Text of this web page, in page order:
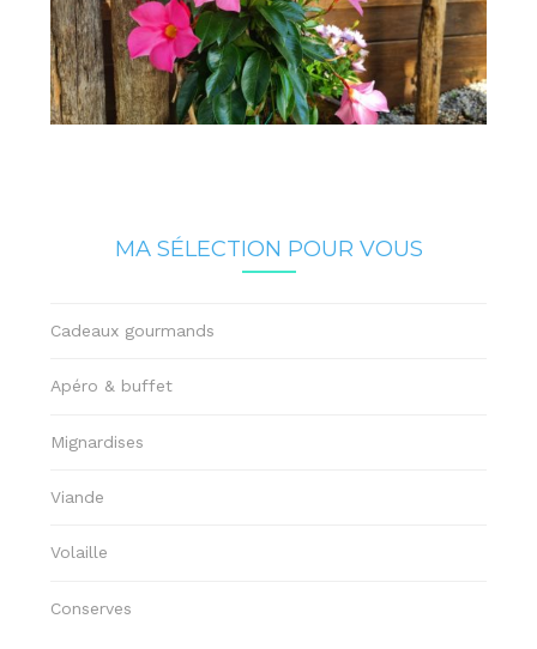
MA SÉLECTION POUR VOUS
Cadeaux gourmands
Apéro & buffet
Mignardises
Viande
Volaille
Conserves